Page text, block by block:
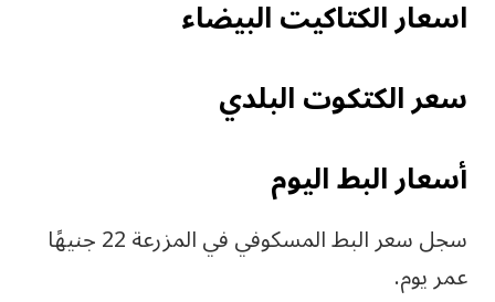
اسعار الكتاكيت البيضاء
سعر الكتكوت البلدي
أسعار البط اليوم
سجل سعر البط المسكوفي في المزرعة 22 جنيهًا
عمر يوم.